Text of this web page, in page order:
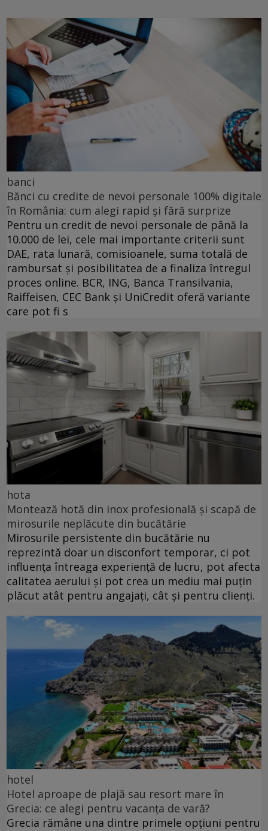
banci
Bănci cu credite de nevoi personale 100% digitale
în România: cum alegi rapid și fără surprize
Pentru un credit de nevoi personale de până la
10.000 de lei, cele mai importante criterii sunt
DAE, rata lunară, comisioanele, suma totală de
rambursat și posibilitatea de a finaliza întregul
proces online. BCR, ING, Banca Transilvania,
Raiffeisen, CEC Bank și UniCredit oferă variante
care pot fi s
hota
Montează hotă din inox profesională și scapă de
mirosurile neplăcute din bucătărie
Mirosurile persistente din bucătărie nu
reprezintă doar un disconfort temporar, ci pot
influența întreaga experiență de lucru, pot afecta
calitatea aerului și pot crea un mediu mai puțin
plăcut atât pentru angajați, cât și pentru clienți.
hotel
Hotel aproape de plajă sau resort mare în
Grecia: ce alegi pentru vacanța de vară?
Grecia rămâne una dintre primele opțiuni pentru